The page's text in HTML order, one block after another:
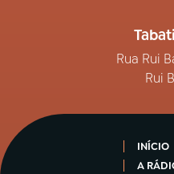
Rua Rui
Rui
INÍCIO
A